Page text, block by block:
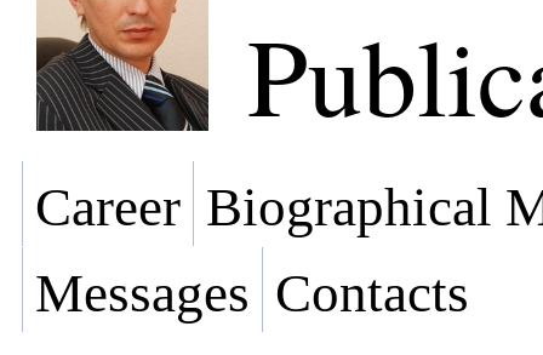
Career Biographical
Messages Contacts